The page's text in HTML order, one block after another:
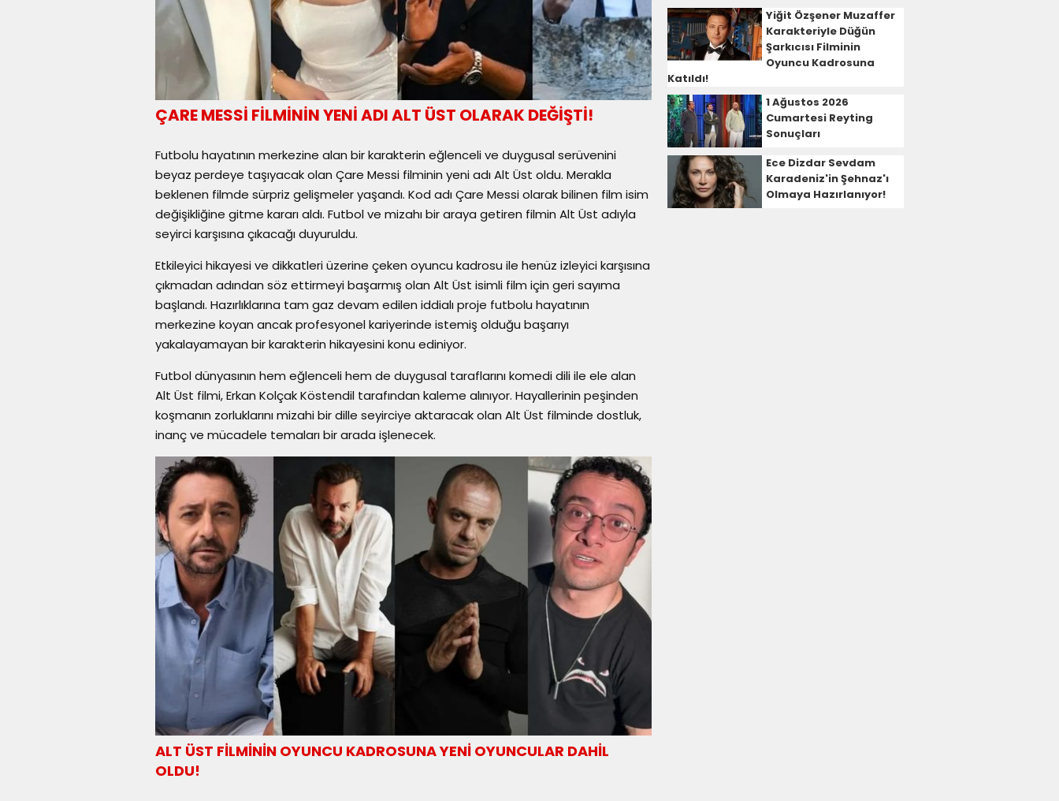
ÇARE MESSİ FİLMİNİN YENİ ADI ALT ÜST OLARAK DEĞİŞTİ!
Futbolu hayatının merkezine alan bir karakterin eğlenceli ve duygusal serüvenini
beyaz perdeye taşıyacak olan Çare Messi filminin yeni adı Alt Üst oldu. Merakla
beklenen filmde sürpriz gelişmeler yaşandı. Kod adı Çare Messi olarak bilinen film isim
değişikliğine gitme kararı aldı. Futbol ve mizahı bir araya getiren filmin Alt Üst adıyla
seyirci karşısına çıkacağı duyuruldu.
Etkileyici hikayesi ve dikkatleri üzerine çeken oyuncu kadrosu ile henüz izleyici karşısına
çıkmadan adından söz ettirmeyi başarmış olan Alt Üst isimli film için geri sayıma
başlandı. Hazırlıklarına tam gaz devam edilen iddialı proje futbolu hayatının
merkezine koyan ancak profesyonel kariyerinde istemiş olduğu başarıyı
yakalayamayan bir karakterin hikayesini konu ediniyor.
Futbol dünyasının hem eğlenceli hem de duygusal taraflarını komedi dili ile ele alan
Alt Üst filmi, Erkan Kolçak Köstendil tarafından kaleme alınıyor. Hayallerinin peşinden
koşmanın zorluklarını mizahi bir dille seyirciye aktaracak olan Alt Üst filminde dostluk,
inanç ve mücadele temaları bir arada işlenecek.
ALT ÜST FİLMİNİN OYUNCU KADROSUNA YENİ OYUNCULAR DAHİL
OLDU!
Yiğit Özşener Muzaffer
Karakteriyle Düğün
Şarkıcısı Filminin
Oyuncu Kadrosuna
Katıldı!
1 Ağustos 2026
Cumartesi Reyting
Sonuçları
Ece Dizdar Sevdam
Karadeniz'in Şehnaz'ı
Olmaya Hazırlanıyor!